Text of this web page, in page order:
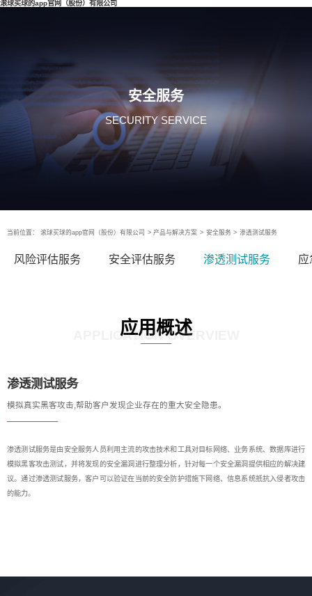
滚球买球的app官网（股份）有限公司
安全服务
SECURITY SERVICE
当前位置： 滚球买球的app官网（股份）有限公司 > 产品与解决方案 > 安全服务 > 渗透测试服务
风险评估服务 安全评估服务 渗透测试服务 应
应用概述
APPLICATION OVERVIEW
渗透测试服务
模拟真实黑客攻击,帮助客户发现企业存在的重大安全隐患。
渗透测试服务是由安全服务人员利用主流的攻击技术和工具对目标网络、业务系统、数据库进行
模拟黑客攻击测试，并将发现的安全漏洞进行整理分析，针对每一个安全漏洞提供相应的解决建
议。通过渗透测试服务，客户可以验证在当前的安全防护措施下网络、信息系统抵抗入侵者攻击
的能力。